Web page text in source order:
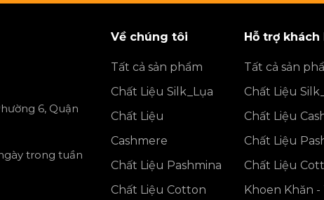
6, Quận
trong tuần
Về chúng tôi
Tất cả sản phẩm
Chất Liệu Silk_Lụa
Chất Liệu
Cashmere
Chất Liệu Pashmina
Chất Liệu Cotton
Hỗ trợ khách
Tất cả sản
Chất Liệu
Chất Liệu
Chất Liệu
Chất Liệu
Khoen Khăn -